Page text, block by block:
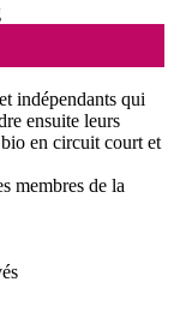
indépendants qui
ensuite leurs
en circuit court et
membres de la